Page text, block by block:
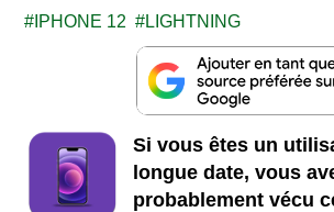
IPHONE 12 LIGHTNING
Si vous êtes un
longue date, vous
probablement vécu